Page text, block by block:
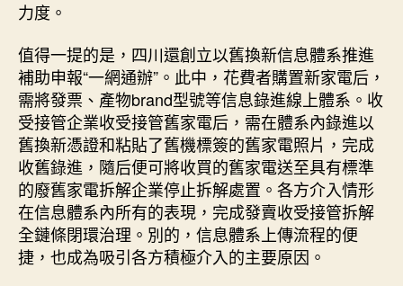
力度。
值得一提的是，四川還創立以舊換新信息體系推進
補助申報“一網通辦”。此中，花費者購置新家電后，
需將發票、產物brand型號等信息錄進線上體系。收
受接管企業收受接管舊家電后，需在體系內錄進以
舊換新憑證和粘貼了舊機標簽的舊家電照片，完成
收舊錄進，隨后便可將收買的舊家電送至具有標準
的廢舊家電拆解企業停止拆解處置。各方介入情形
在信息體系內所有的表現，完成發賣收受接管拆解
全鏈條閉環治理。別的，信息體系上傳流程的便
捷，也成為吸引各方積極介入的主要原因。